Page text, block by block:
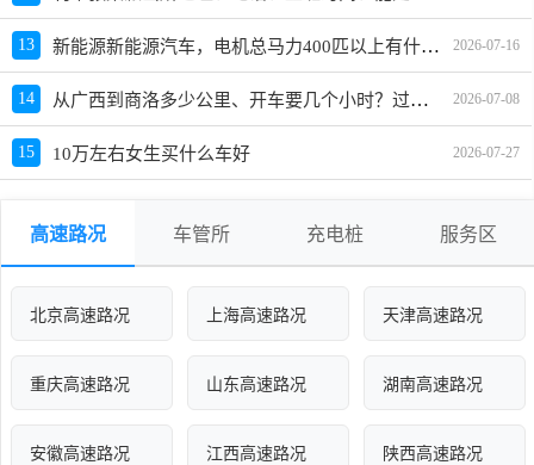
13 新能源新能源汽车，电机总马力400匹以上有什么车推荐，买哪款好，价格多少 2026-07-16
14 从广西到商洛多少公里、开车要几个小时？过路费、油费等 2026-07-08
15 10万左右女生买什么车好 2026-07-27
高速路况 车管所 充电桩 服务区
北京高速路况 上海高速路况 天津高速路况
重庆高速路况 山东高速路况 湖南高速路况
安徽高速路况 江西高速路况 陕西高速路况